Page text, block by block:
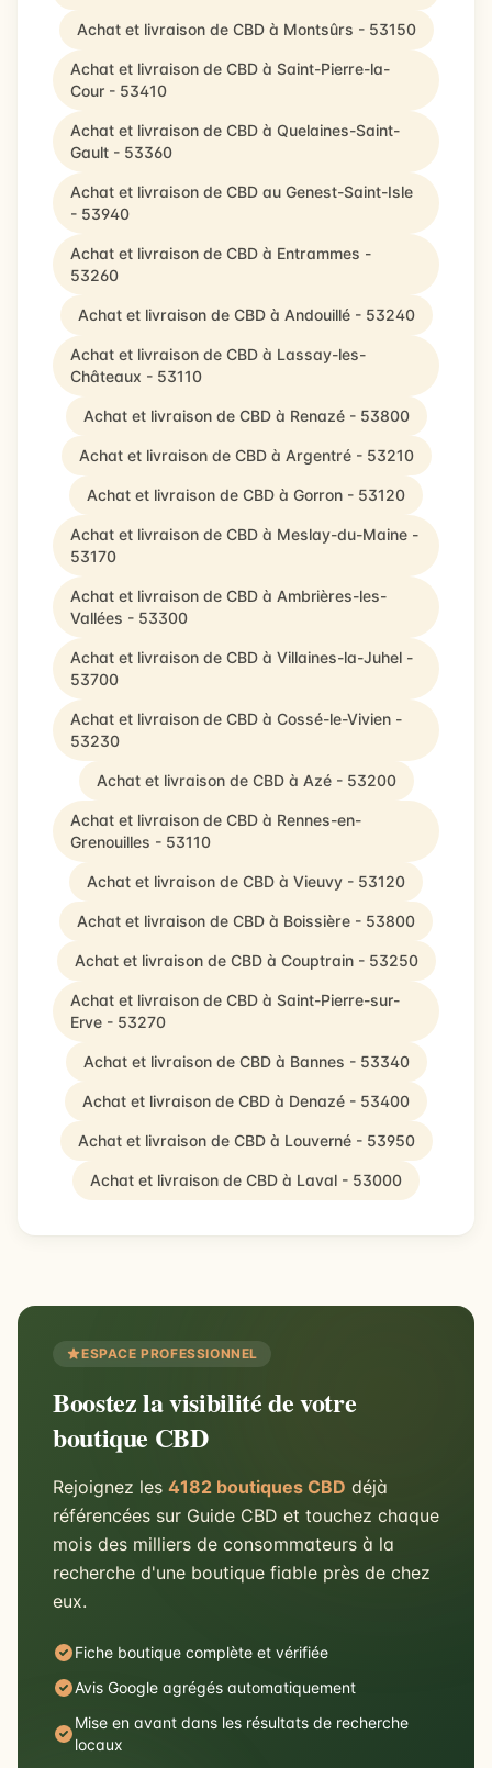
Achat et livraison de CBD à Montsûrs - 53150
Achat et livraison de CBD à Saint-Pierre-la-
Cour - 53410
Achat et livraison de CBD à Quelaines-Saint-
Gault - 53360
Achat et livraison de CBD au Genest-Saint-Isle
- 53940
Achat et livraison de CBD à Entrammes -
53260
Achat et livraison de CBD à Andouillé - 53240
Achat et livraison de CBD à Lassay-les-
Châteaux - 53110
Achat et livraison de CBD à Renazé - 53800
Achat et livraison de CBD à Argentré - 53210
Achat et livraison de CBD à Gorron - 53120
Achat et livraison de CBD à Meslay-du-Maine -
53170
Achat et livraison de CBD à Ambrières-les-
Vallées - 53300
Achat et livraison de CBD à Villaines-la-Juhel -
53700
Achat et livraison de CBD à Cossé-le-Vivien -
53230
Achat et livraison de CBD à Azé - 53200
Achat et livraison de CBD à Rennes-en-
Grenouilles - 53110
Achat et livraison de CBD à Vieuvy - 53120
Achat et livraison de CBD à Boissière - 53800
Achat et livraison de CBD à Couptrain - 53250
Achat et livraison de CBD à Saint-Pierre-sur-
Erve - 53270
Achat et livraison de CBD à Bannes - 53340
Achat et livraison de CBD à Denazé - 53400
Achat et livraison de CBD à Louverné - 53950
Achat et livraison de CBD à Laval - 53000
ESPACE PROFESSIONNEL
Boostez la visibilité de votre
boutique CBD
Rejoignez les 4182 boutiques CBD déjà
référencées sur Guide CBD et touchez chaque
mois des milliers de consommateurs à la
recherche d'une boutique fiable près de chez
eux.
Fiche boutique complète et vérifiée
Avis Google agrégés automatiquement
Mise en avant dans les résultats de recherche
locaux